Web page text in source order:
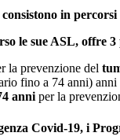
in
le sue ASL, offre
la prevenzione del
fino a 74 anni) anni
anni per la
Covid-19, i